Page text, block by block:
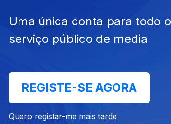
Uma única conta para todo o
serviço público de media
REGISTE-SE AGORA
Quero registar-me mais tarde